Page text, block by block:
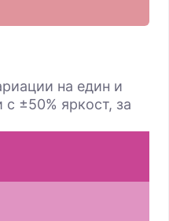
на един и
±50% яркост, за